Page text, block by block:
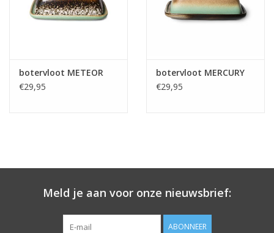
KAMERS
Merken
botervloot METEOR
€29,95
botervloot MERCURY
€29,95
Meld je aan voor onze nieuwsbrief:
ABONNEER